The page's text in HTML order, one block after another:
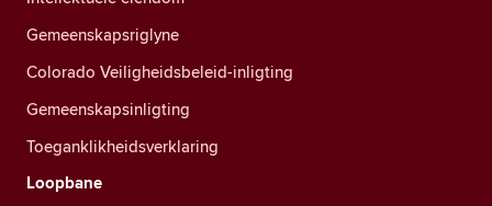
Gemeenskapsriglyne
Colorado Veiligheidsbeleid-inligting
Gemeenskapsinligting
Toeganklikheidsverklaring
Loopbane